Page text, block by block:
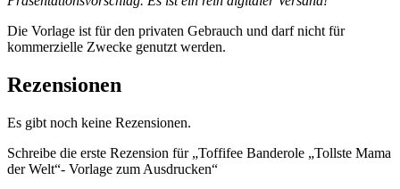
Die Vorlage ist für den privaten Gebrauch und darf nicht für
kommerzielle Zwecke genutzt werden.
Rezensionen
Es gibt noch keine Rezensionen.
Schreibe die erste Rezension für „Toffifee Banderole „Tollste Mama
der Welt“- Vorlage zum Ausdrucken“